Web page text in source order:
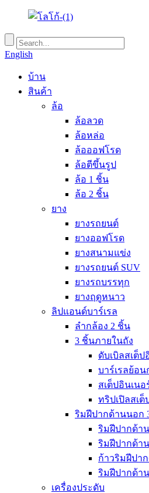
English
บ้าน
สินค้า
ล้อ
ล้อลวด
ล้อหล่อ
ล้อออฟโรด
ล้อตีขึ้นรูป
ล้อ 1 ชิ้น
ล้อ 2 ชิ้น
ยาง
ยางรถยนต์
ยางออฟโรด
ยางสนามแข่ง
ยางรถยนต์ SUV
ยางรถบรรทุก
ยางฤดูหนาว
ลิปแอนด์บาร์เรล
ลำกล้อง 2 ชิ้น
3 ชิ้นภายในถัง
ดับเบิลสเต็ป
บาร์เรลย้อน
สเต็ปอินเนอ
ทริปเปิลสเต็
ริมฝีปากด้านนอก
ริมฝีปากด้า
ริมฝีปากด้า
ก้าวริมฝีปา
ริมฝีปากด้า
เครื่องประดับ